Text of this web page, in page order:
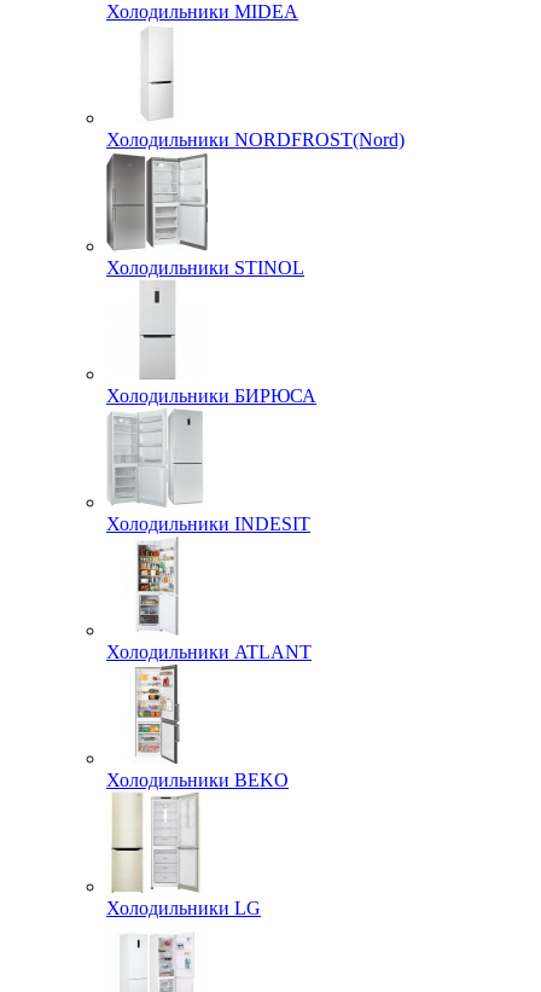
Холодильники MIDEA
Холодильники NORDFROST(Nord)
Холодильники STINOL
Холодильники БИРЮСА
Холодильники INDESIT
Холодильники ATLANT
Холодильники BEKO
Холодильники LG